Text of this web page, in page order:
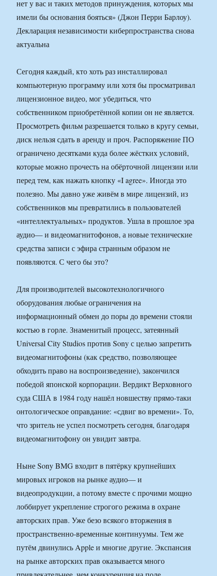
нет у вас и таких методов принуждения, которых мы
имели бы основания бояться» (Джон Перри Барлоу).
Декларация независимости киберпространства снова
актуальна
Сегодня каждый, кто хоть раз инсталлировал
компьютерную программу или хотя бы просматривал
лицензионное видео, мог убедиться, что
собственником приобретённой копии он не является.
Просмотреть фильм разрешается только в кругу семьи,
диск нельзя сдать в аренду и проч. Распоряжение ПО
ограничено десятками куда более жёстких условий,
которые можно прочесть на обёрточной лицензии или
перед тем, как нажать кнопку «I agree». Иногда это
полезно. Мы давно уже живём в мире лицензий, из
собственников мы превратились в пользователей
«интеллектуальных» продуктов. Ушла в прошлое эра
аудио— и видеомагнитофонов, а новые технические
средства записи с эфира странным образом не
появляются. С чего бы это?
Для производителей высокотехнологичного
оборудования любые ограничения на
информационный обмен до поры до времени стояли
костью в горле. Знаменитый процесс, затеянный
Universal City Studios против Sony с целью запретить
видеомагнитофоны (как средство, позволяющее
обходить право на воспроизведение), закончился
победой японской корпорации. Вердикт Верховного
суда США в 1984 году нашёл новшеству прямо-таки
онтологическое оправдание: «сдвиг во времени». То,
что зритель не успел посмотреть сегодня, благодаря
видеомагнитофону он увидит завтра.
Ныне Sony BMG входит в пятёрку крупнейших
мировых игроков на рынке аудио— и
видеопродукции, а потому вместе с прочими мощно
лоббирует укрепление строгого режима в охране
авторских прав. Уже безо всякого вторжения в
пространственно-временные континуумы. Тем же
путём двинулись Apple и многие другие. Экспансия
на рынке авторских прав оказывается много